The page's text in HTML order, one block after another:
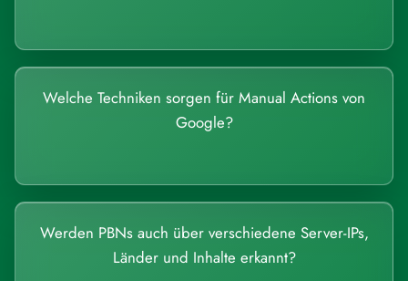
Welche Techniken sorgen für Manual Actions von
Google?
Werden PBNs auch über verschiedene Server-IPs,
Länder und Inhalte erkannt?